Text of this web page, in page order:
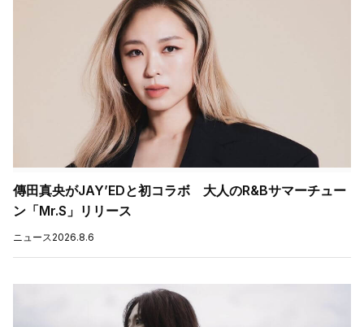
傳田真央がJAY’EDと初コラボ 大人のR&Bサマーチュー
ン「Mr.S」リリース
ニュース2026.8.6